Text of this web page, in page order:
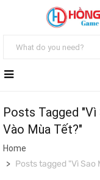
Posts Tagged "Vì
Vào Mùa Tết?"
Home
Posts tagged "Vì Sao